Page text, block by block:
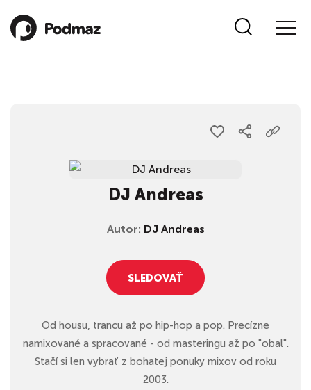
DJ Andreas
Autor: DJ Andreas
SLEDOVAŤ
Od housu, trancu až po hip-hop a pop. Precízne
namixované a spracované - od masteringu až po "obal".
Stačí si len vybrať z bohatej ponuky mixov od roku
2003.